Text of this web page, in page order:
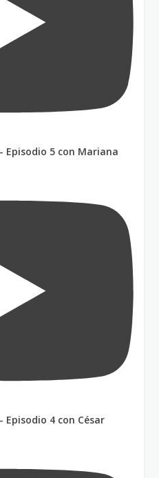
Episodio 5 con Mariana
4 con César